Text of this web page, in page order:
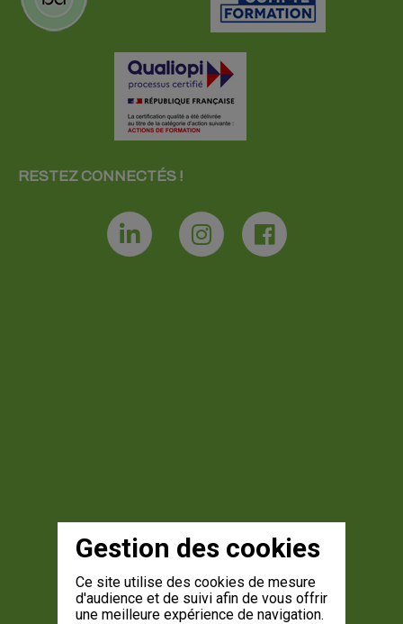
RESTEZ CONNECTÉS !
Gestion des cookies
Ce site utilise des cookies de mesure
d'audience et de suivi afin de vous offrir
une meilleure expérience de navigation.